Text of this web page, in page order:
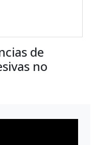
de
no